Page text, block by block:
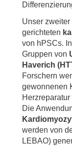
Unser
gerichteten
von hPSCs.
Gruppen von
Haverich
Forschern
gewonnenen
Herzreparatur
Die
werden von
LEBAO)